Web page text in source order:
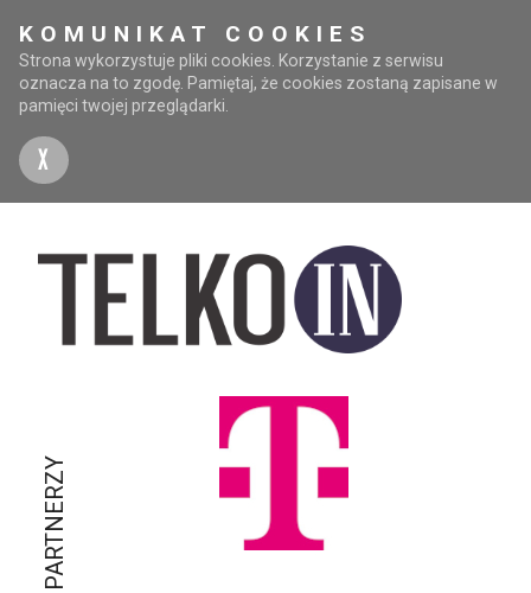
KOMUNIKAT COOKIES
Strona wykorzystuje pliki cookies. Korzystanie z serwisu
oznacza na to zgodę. Pamiętaj, że cookies zostaną zapisane w
pamięci twojej przeglądarki.
X
PARTNERZY